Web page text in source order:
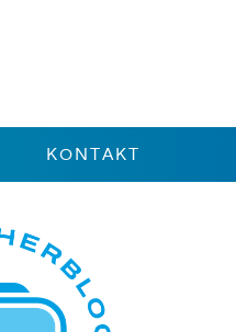
KONTAKT